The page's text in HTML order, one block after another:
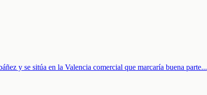
y se sitúa en la Valencia comercial que marcaría buena parte...